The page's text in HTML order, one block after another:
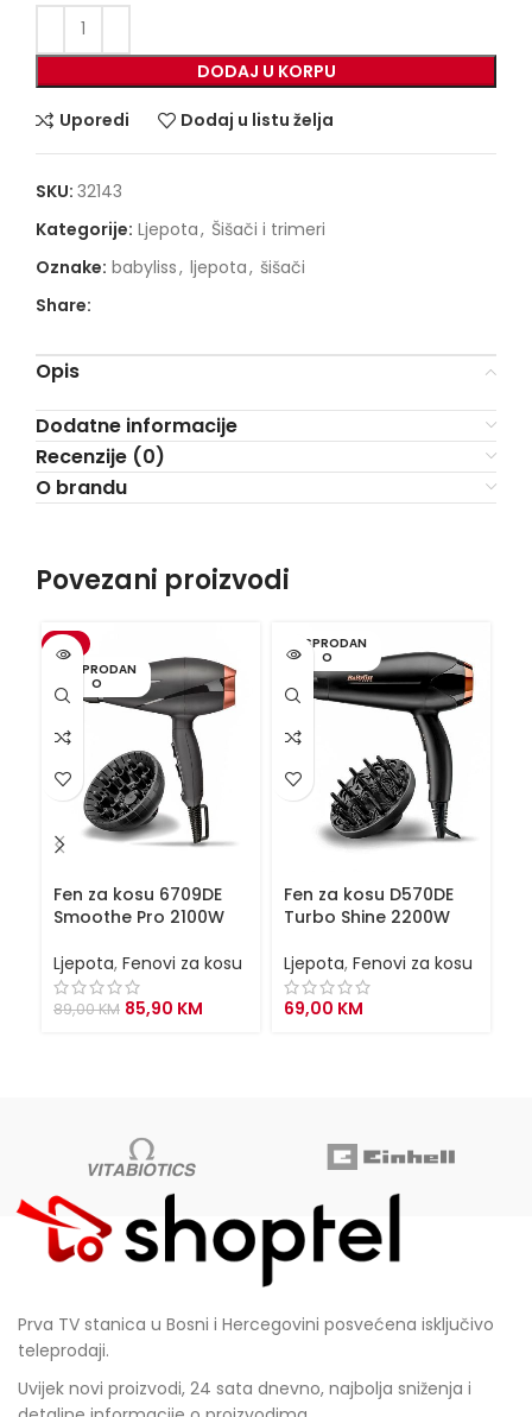
DODAJ U KORPU
Uporedi Dodaj u listu želja
SKU: 32143
Kategorije: Ljepota, Šišači i trimeri
Oznake: babyliss, ljepota, šišači
Share:
Opis
Dodatne informacije
Recenzije (0)
O brandu
Povezani proizvodi
-3%
RASPRODAN
O
Fen za kosu 6709DE
Smoothe Pro 2100W
Ljepota, Fenovi za kosu
89,00KM Original
85,90 KM
RASPRODAN
O
Fen za kosu D570DE
Turbo Shine 2200W
Ljepota, Fenovi za kosu
69,00 KM
Prva TV stanica u Bosni i Hercegovini posvećena isključivo
teleprodaji.
Uvijek novi proizvodi, 24 sata dnevno, najbolja sniženja i